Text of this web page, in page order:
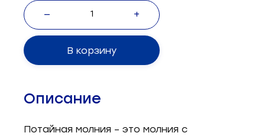
— +
В корзину
Описание
Потайная молния – это молния с